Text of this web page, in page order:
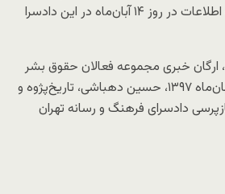
انتسابی در گزارش وزارت اطلاعات در روز ۱۴ آبان‌ماه در این دادسرا
ارگان خبری مجموعه فعالان حقوق بشر
در ایران، امروز شنبه ۱۲ آبان‌ماه ۱۳۹۷، حسین دهباشی، تاریخ‌پژوه و
به شعبه ۴ بازپرسی دادسرای فرهنگ و رسانه تهران